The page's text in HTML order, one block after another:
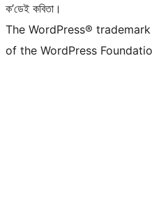
ক’ডেই কবিতা।
The WordPress®
of the WordPress